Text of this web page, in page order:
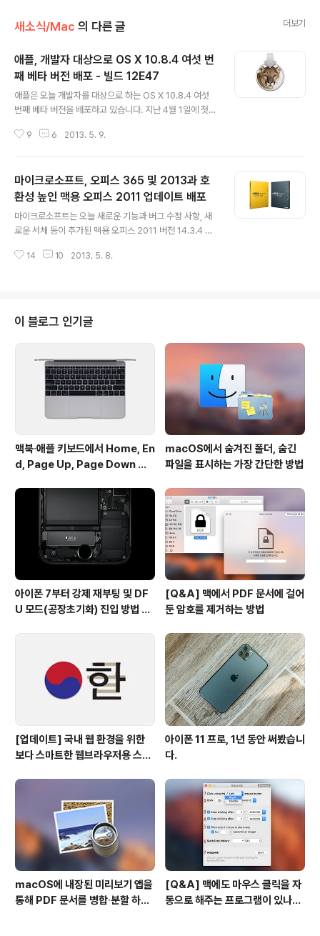
새소식/Mac 의 다른 글 더보기
애플, 개발자 대상으로 OS X 10.8.4 여섯 번
째 베타 버전 배포 - 빌드 12E47
애플은 오늘 개발자를 대상으로 하는 OS X 10.8.4 여섯
번째 베타 버전을 배포하고 있습니다. 지난 4월 1일에 첫
섯 번째 베타 버전이 공개됐는데, 다섯 달 동안 13개의 베
수 있습니다. 추측컨데 애플이 6월 11일에 개최될 WWDC
에서 차세대 맥 운영체제를 공개하기에 앞서 현 운영체제
를 최대한 안정화시키기 위한 노력으로 볼 수 있을 것 같습
니다.애플은 이번 버전 역시 WIFI와 그래픽 드라이버, 사파
리 등 지난번과 같은 영역을 중점적으로 테스트해봐 달라
고 요청하고 있으며, 알려진 버그는 따로 명시하지 않고 있
9 6 2013. 5. 9.
마이크로소프트, 오피스 365 및 2013과 호
환성 높인 맥용 오피스 2011 업데이트 배포
마이크로소프트는 오늘 새로운 기능과 버그 수정 사항, 새
로운 서체 등이 추가된 맥용 오피스 2011 버전 14.3.4 업
트웨어를 완전히 재설치하지 않더라도 맥용 오피스 2011
하게 올릴 수 있는 기능이 추가됐습니다. 하지만 맥용 오피
스 2011은 OS X 10.5.8부터 사용할 수 있는 반면, 오피
스 365는 OS X 10.6 이후의 맥 운영체제를 지원하므로
OS X 10.5 사용자는 오피스 365 사용에 앞서 이 부분을
염두해 두시는 게 좋을 것 같습니다.그밖에 오피스 20..
14 10 2013. 5. 8.
이 블로그 인기글
맥북∙애플 키보드에서 Home, En
d, Page Up, Page Down 키
macOS에서 숨겨진 폴더, 숨긴
파일을 표시하는 가장 간단한 방법
아이폰 7부터 강제 재부팅 및 DF
U 모드(공장초기화) 진입 방법 변
[Q&A] 맥에서 PDF 문서에 걸어
둔 암호를 제거하는 방법
[업데이트] 국내 웹 환경을 위한
보다 스마트한 웹브라우저용 스타
아이폰 11 프로, 1년 동안 써봤습니
다.
macOS에 내장된 미리보기 앱을
통해 PDF 문서를 병합∙분할 하는
[Q&A] 맥에도 마우스 클릭을 자
동으로 해주는 프로그램이 있나